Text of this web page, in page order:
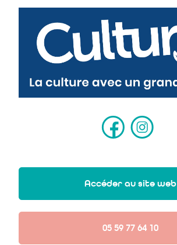
Accéder au site web
05 59 77 64 10